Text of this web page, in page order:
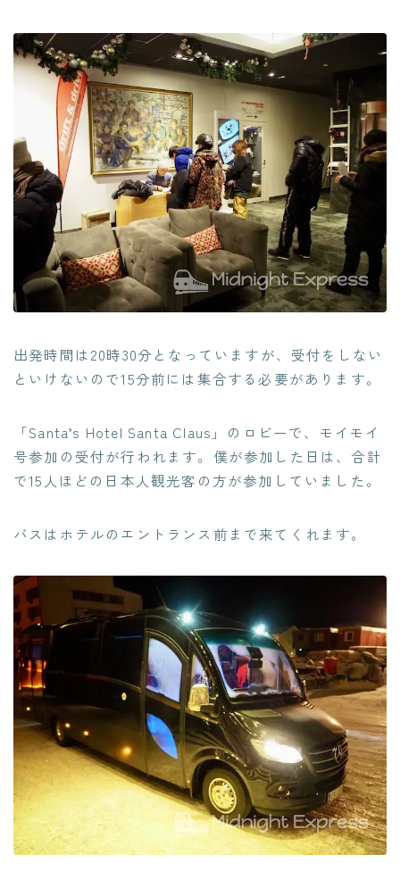
出発時間は20時30分となっていますが、受付をしない
といけないので15分前には集合する必要があります。
「Santa’s Hotel Santa Claus」のロビーで、モイモイ
号参加の受付が行われます。僕が参加した日は、合計
で15人ほどの日本人観光客の方が参加していました。
バスはホテルのエントランス前まで来てくれます。